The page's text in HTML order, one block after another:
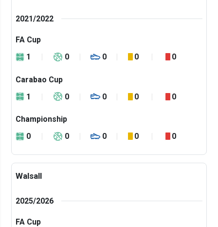
2021/2022
FA Cup
1
0 0 0 0
Carabao Cup
1
0 0 0 0
Championship
0
0 0 0 0
Walsall
2025/2026
FA Cup